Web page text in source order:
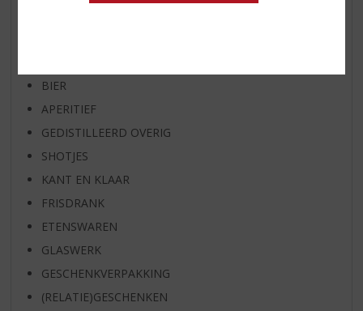
BIER
APERITIEF
GEDISTILLEERD OVERIG
SHOTJES
KANT EN KLAAR
FRISDRANK
ETENSWAREN
GLASWERK
GESCHENKVERPAKKING
(RELATIE)GESCHENKEN